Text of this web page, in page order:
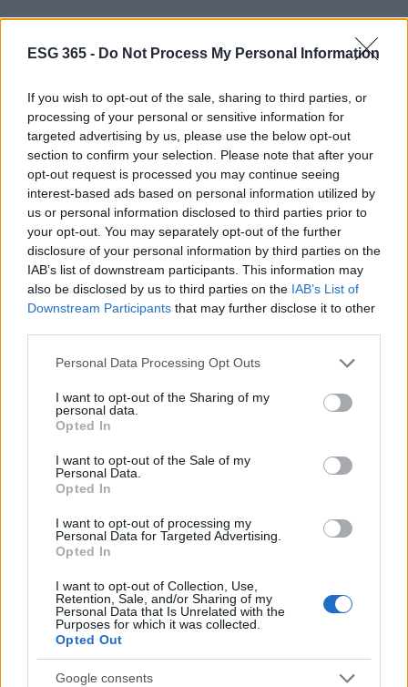
ESG 365 - Do Not Process My Personal Information
If you wish to opt-out of the sale, sharing to third parties, or
processing of your personal or sensitive information for
targeted advertising by us, please use the below opt-out
section to confirm your selection. Please note that after your
opt-out request is processed you may continue seeing
interest-based ads based on personal information utilized by
us or personal information disclosed to third parties prior to
your opt-out. You may separately opt-out of the further
disclosure of your personal information by third parties on the
IAB’s list of downstream participants. This information may
also be disclosed by us to third parties on the IAB’s List of
Downstream Participants that may further disclose it to other
Please note that this website/app uses one or more Google
not limited to your visit or usage behaviour. You may click to
grant or deny consent to Google and its third-party tags to
use your data for below specified purposes in below Google
consent section.
Personal Data Processing Opt Outs
I want to opt-out of the Sharing of my
personal data.
Opted In
I want to opt-out of the Sale of my
Personal Data.
Opted In
I want to opt-out of processing my
Personal Data for Targeted Advertising.
Opted In
I want to opt-out of Collection, Use,
Retention, Sale, and/or Sharing of my
Personal Data that Is Unrelated with the
Purposes for which it was collected.
Opted Out
Google consents
Continua a leggere
ESG AZIENDE